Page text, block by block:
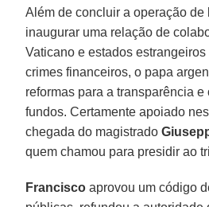
Além de concluir a operação de
inaugurar uma relação de
Vaticano e estados
crimes financeiros, o papa
reformas para a transparência e
fundos. Certamente apoiado
chegada do magistrado
quem chamou para presidir ao
Francisco aprovou um código